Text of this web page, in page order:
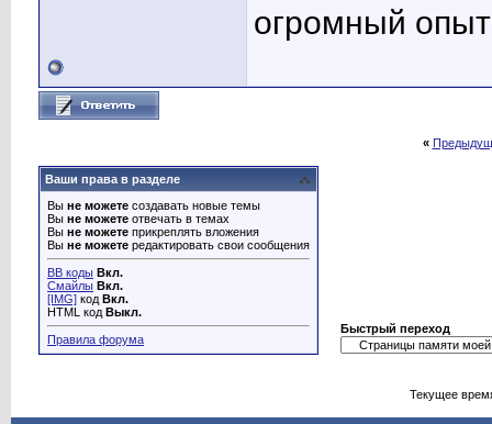
огромный
«
Ваши права в разделе
Вы не можете создавать новые темы
Вы не можете отвечать в темах
Вы не можете прикреплять вложения
Вы не можете редактировать свои сообщения
BB коды Вкл.
Смайлы Вкл.
[IMG] код Вкл.
HTML код Выкл.
Правила форума
Быстрый переход
Текущее